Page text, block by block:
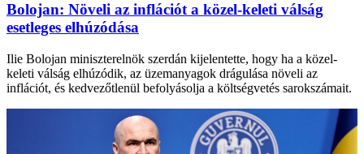
Bolojan: Növeli az inflációt a közel-keleti válság
esetleges elhúzódása
Ilie Bolojan miniszterelnök szerdán kijelentette, hogy ha a közel-
keleti válság elhúzódik, az üzemanyagok drágulása növeli az
inflációt, és kedvezőtlenül befolyásolja a költségvetés sarokszámait.